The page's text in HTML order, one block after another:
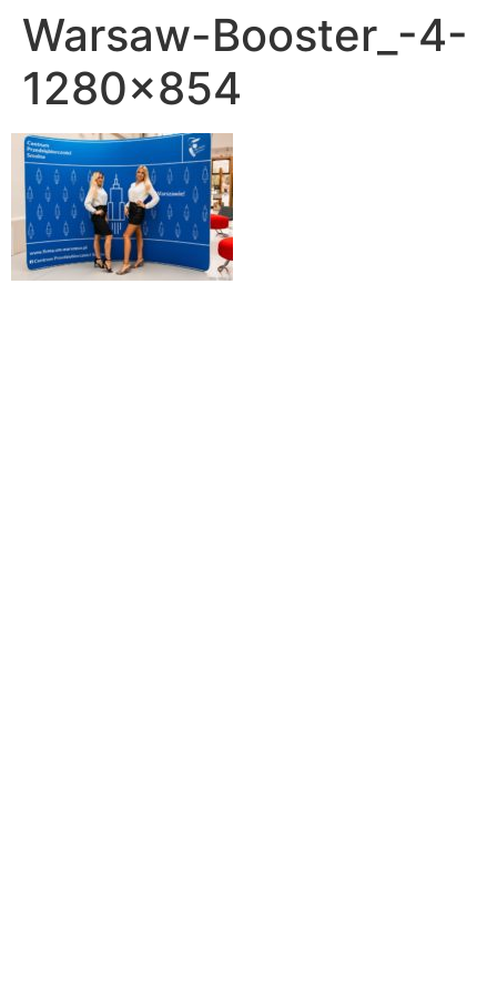
Warsaw-Booster_-4-
1280×854